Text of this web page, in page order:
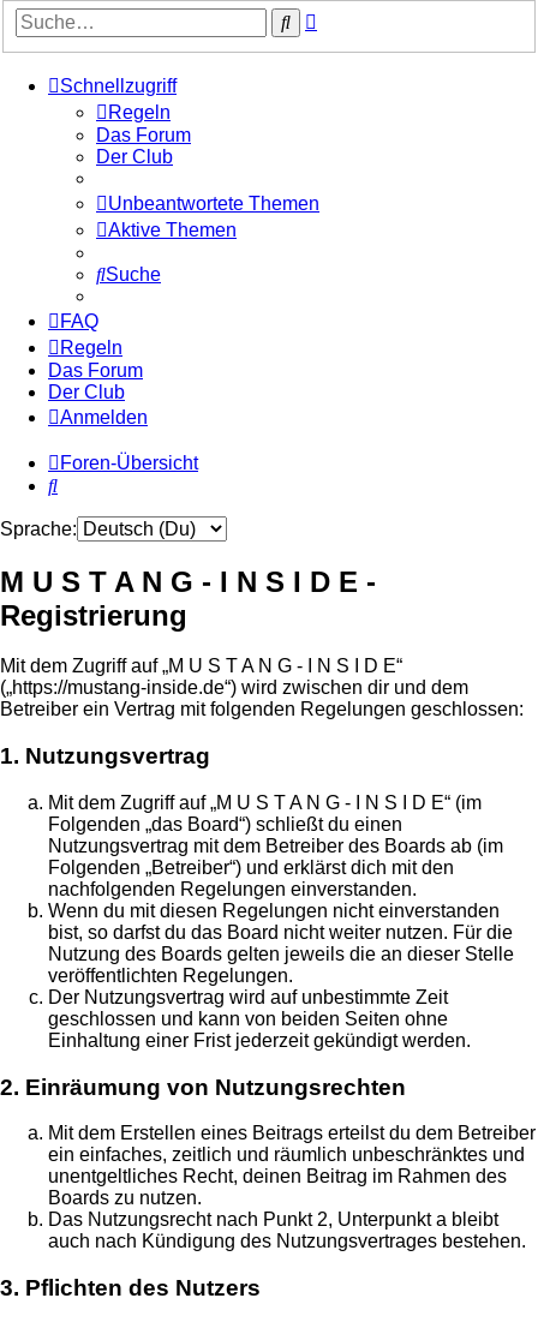
Suche
Schnellzugriff
Regeln
Das Forum
Der Club
Unbeantwortete Themen
Aktive Themen
Suche
FAQ
Regeln
Das Forum
Der Club
Anmelden
Foren-Übersicht
Suche
Sprache:
M U S T A N G - I N S I D E -
Registrierung
Mit dem Zugriff auf „M U S T A N G - I N S I D E“
(„https://mustang-inside.de“) wird zwischen dir und dem
Betreiber ein Vertrag mit folgenden Regelungen geschlossen:
1. Nutzungsvertrag
Mit dem Zugriff auf „M U S T A N G - I N S I D E“ (im
Folgenden „das Board“) schließt du einen
Nutzungsvertrag mit dem Betreiber des Boards ab (im
Folgenden „Betreiber“) und erklärst dich mit den
nachfolgenden Regelungen einverstanden.
Wenn du mit diesen Regelungen nicht einverstanden
bist, so darfst du das Board nicht weiter nutzen. Für die
Nutzung des Boards gelten jeweils die an dieser Stelle
veröffentlichten Regelungen.
Der Nutzungsvertrag wird auf unbestimmte Zeit
geschlossen und kann von beiden Seiten ohne
Einhaltung einer Frist jederzeit gekündigt werden.
2. Einräumung von Nutzungsrechten
Mit dem Erstellen eines Beitrags erteilst du dem Betreiber
ein einfaches, zeitlich und räumlich unbeschränktes und
unentgeltliches Recht, deinen Beitrag im Rahmen des
Boards zu nutzen.
Das Nutzungsrecht nach Punkt 2, Unterpunkt a bleibt
auch nach Kündigung des Nutzungsvertrages bestehen.
3. Pflichten des Nutzers